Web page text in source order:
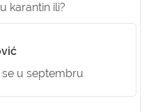
karantin ili?
u septembru